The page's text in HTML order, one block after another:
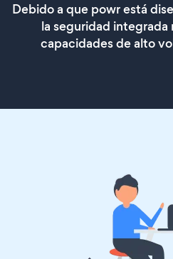
Debido a que powr está
la seguridad integrada
capacidades de alto